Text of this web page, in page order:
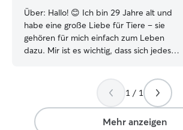
Über: Hallo! 😊 Ich bin 29 Jahre alt und
habe eine große Liebe für Tiere – sie
gehören für mich einfach zum Leben
dazu. Mir ist es wichtig, dass sich jedes
auf die Bedürfnisse deines Lieblings ein
– ob aktiv und verspielt oder eher ruhig
und verschmust. Ich freue mich darauf,
dich und dein Tier kennenzulernen! 🐾
1 / 1
Mehr anzeigen